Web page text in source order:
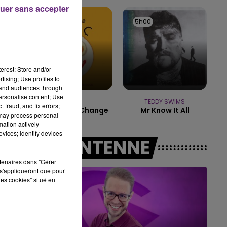
10h00 - 14h00
LE TICKET DE CAISSE
Courage To Change
5h00
5h00
TEDDY SWIMS
Mr Know It All
A L'ANTENNE
Store and/or
Use profiles to
audiences through
content; Use
fraud, and fix errors;
process personal
actively
Identify devices
dans "Gérer
que pour
cookies" situé en
sans accepter